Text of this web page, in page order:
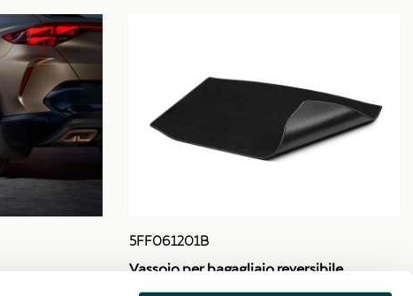
5FF061201B
Vassoio per bagagliaio reversibile